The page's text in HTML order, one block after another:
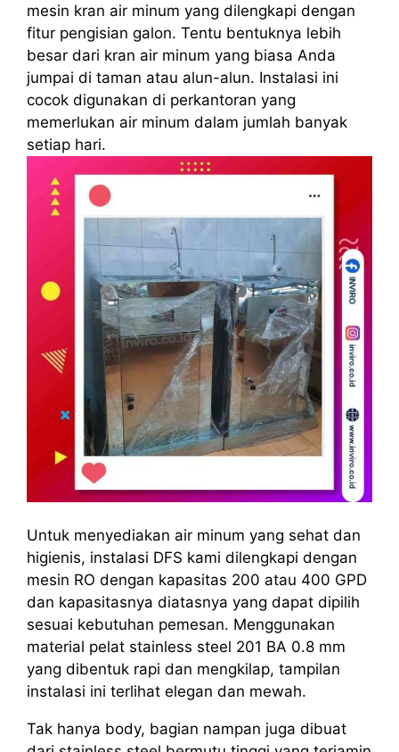
mesin kran air minum yang dilengkapi dengan
fitur pengisian galon. Tentu bentuknya lebih
besar dari kran air minum yang biasa Anda
jumpai di taman atau alun-alun. Instalasi ini
cocok digunakan di perkantoran yang
memerlukan air minum dalam jumlah banyak
setiap hari.
Untuk menyediakan air minum yang sehat dan
higienis, instalasi DFS kami dilengkapi dengan
mesin RO dengan kapasitas 200 atau 400 GPD
dan kapasitasnya diatasnya yang dapat dipilih
sesuai kebutuhan pemesan. Menggunakan
material pelat stainless steel 201 BA 0.8 mm
yang dibentuk rapi dan mengkilap, tampilan
instalasi ini terlihat elegan dan mewah.
Tak hanya body, bagian nampan juga dibuat